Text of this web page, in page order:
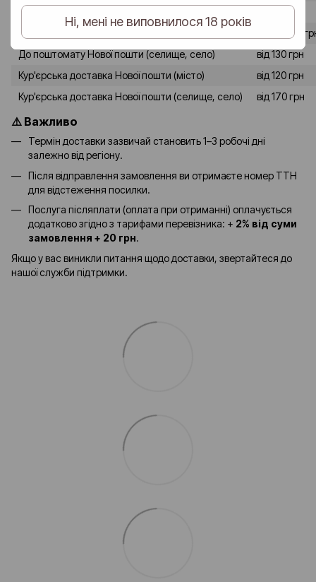
Ні, мені не виповнилося 18 років
До відділення Нової пошти (селище, село)
від 120 грн
До поштомату Нової пошти (місто)
від 90-100
До поштомату Нової пошти (селище, село)
від 130 грн
Кур'єрська доставка Нової пошти (місто)
від 120 грн
Кур'єрська доставка Нової пошти (селище, село)
від 170 грн
⚠️ Важливо
Термін доставки зазвичай становить 1–3 робочі дні
залежно від регіону.
Після відправлення замовлення ви отримаєте номер ТТН
для відстеження посилки.
Послуга післяплати (оплата при отриманні) оплачується
додатково згідно з тарифами перевізника: + 2% від суми
замовлення + 20 грн.
Якщо у вас виникли питання щодо доставки, звертайтеся до
нашої служби підтримки.